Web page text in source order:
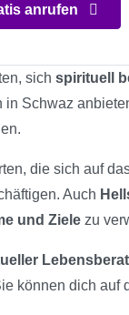
anrufen
sich spirituell
Schwaz
die sich auf
Auch
und Ziele zu
können dich auf